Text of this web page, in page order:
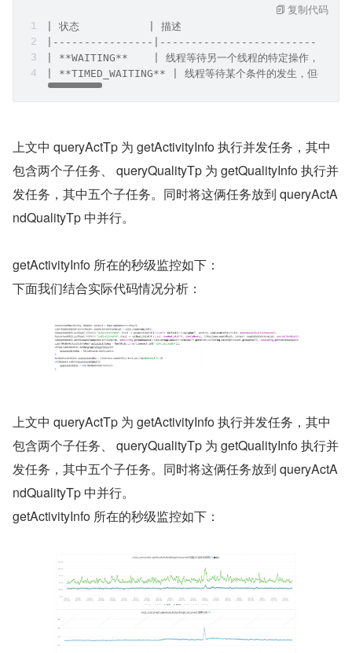
| 状态           | 描述
|----------------
| **WAITING**    | 线程等待另一个线程的特定操
| **TIMED_WAITING** | 线程等待某个条件的发生
复制代码
上文中 queryActTp 为 getActivityInfo 执行并发任务，其中
包含两个子任务、 queryQualityTp 为 getQualityInfo 执行并
发任务，其中五个子任务。同时将这俩任务放到 queryActA
ndQualityTp 中并行。
getActivityInfo 所在的秒级监控如下：
下面我们结合实际代码情况分析：
上文中 queryActTp 为 getActivityInfo 执行并发任务，其中
包含两个子任务、 queryQualityTp 为 getQualityInfo 执行并
发任务，其中五个子任务。同时将这俩任务放到 queryActA
ndQualityTp 中并行。
getActivityInfo 所在的秒级监控如下：